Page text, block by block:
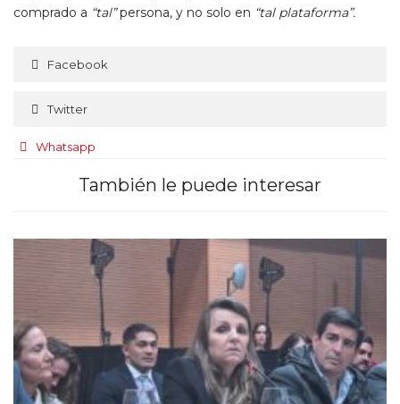
comprado a “tal”persona, y no solo en “tal plataforma”.
Facebook
Twitter
Whatsapp
También le puede interesar